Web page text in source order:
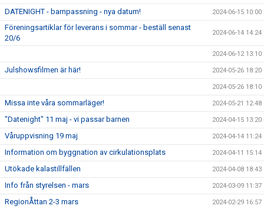
DATENIGHT - barnpassning - nya datum! 2024-06-15 10:00
Föreningsartiklar för leverans i sommar - beställ senast
20/6
2024-06-14 14:24
2024-06-12 13:10
Julshowsfilmen är här! 2024-05-26 18:20
2024-05-26 18:10
Missa inte våra sommarläger! 2024-05-21 12:48
"Datenight" 11 maj - vi passar barnen 2024-04-15 13:20
Våruppvisning 19 maj 2024-04-14 11:24
Information om byggnation av cirkulationsplats 2024-04-11 15:14
Utökade kalastillfällen 2024-04-08 18:43
Info från styrelsen - mars 2024-03-09 11:37
RegionÅttan 2-3 mars 2024-02-29 16:57